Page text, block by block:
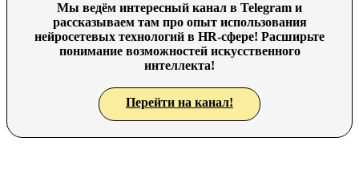
Мы ведём интересный канал в Telegram и
рассказываем там про опыт использования
нейросетевых технологий в HR-сфере! Расширьте
понимание возможностей искусственного
интеллекта!
Перейти на канал!